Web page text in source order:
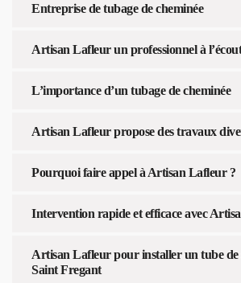
Entreprise de tubage de cheminée
Artisan Lafleur un professionnel à
L’importance d’un tubage de cheminée
Artisan Lafleur propose des travaux
Pourquoi faire appel à Artisan Lafleur ?
Intervention rapide et efficace avec
Artisan Lafleur pour installer un tube de
Saint Fregant